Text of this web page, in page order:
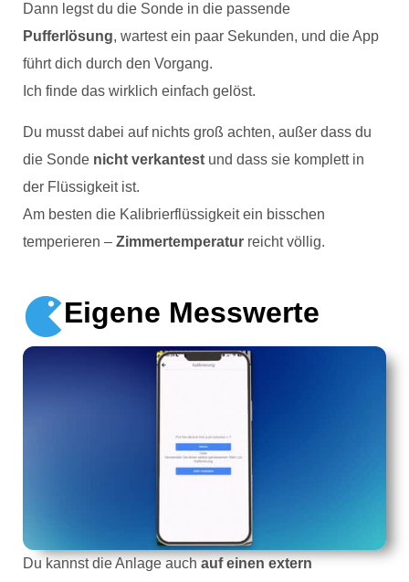
Dann legst du die Sonde in die passende
Pufferlösung, wartest ein paar Sekunden, und die App
führt dich durch den Vorgang.
Ich finde das wirklich einfach gelöst.
Du musst dabei auf nichts groß achten, außer dass du
die Sonde nicht verkantest und dass sie komplett in
der Flüssigkeit ist.
Am besten die Kalibrierflüssigkeit ein bisschen
temperieren – Zimmertemperatur reicht völlig.
Eigene Messwerte
Du kannst die Anlage auch auf einen extern